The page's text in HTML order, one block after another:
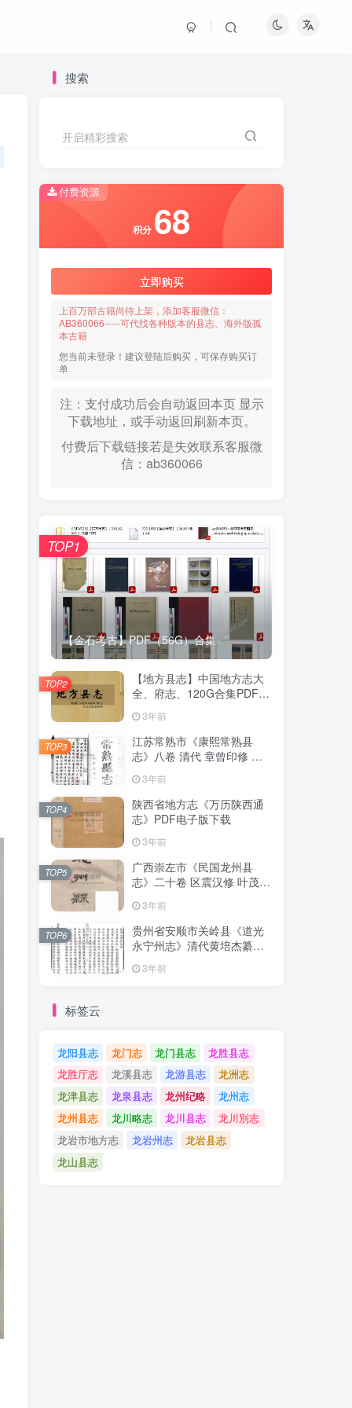
搜索
开启精彩搜索
付费资源
积分 68
立即购买
上百万部古籍尚待上架，添加客服微信：
AB360066-----可代找各种版本的县志、海外版孤
本古籍
您当前未登录！建议登陆后购买，可保存购买订
单
注：支付成功后会自动返回本页 显示
下载地址，或手动返回刷新本页。
付费后下载链接若是失效联系客服微
信：ab360066
【金石考古】PDF（56G）合集
TOP1
【地方县志】中国地方志大
全、府志、120G合集PDF高
清下载
3年前
TOP2
江苏常熟市《康熙常熟县
志》八卷 清代 章曾印修 曾
倬纂PDF影印本高清电子版
下载3年前
TOP3
陕西省地方志《万历陕西通
志》PDF电子版下载
3年前
TOP4
广西崇左市《民国龙州县
志》二十卷 区震汉修 叶茂基
载3年前
TOP5
贵州省安顺市关岭县《道光
永宁州志》清代黄培杰纂修
3年前
TOP6
标签云
龙阳县志 龙门志 龙门县志
龙胜县志
龙胜厅志
龙溪县志 龙游县志
龙洲志
龙津县志
龙泉县志 龙州纪略
龙州志
龙州县志
龙川略志 龙川县志
龙川別志
龙岩市地方志
龙岩州志
龙岩县志
龙山县志